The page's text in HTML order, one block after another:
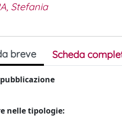
Stefania
breve Scheda
nelle tipologie: